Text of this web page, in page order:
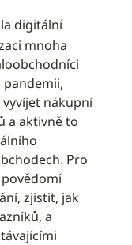
digitální
mnoha
vyvíjet nákupní
a aktivně to
Pro
zjistit, jak
a